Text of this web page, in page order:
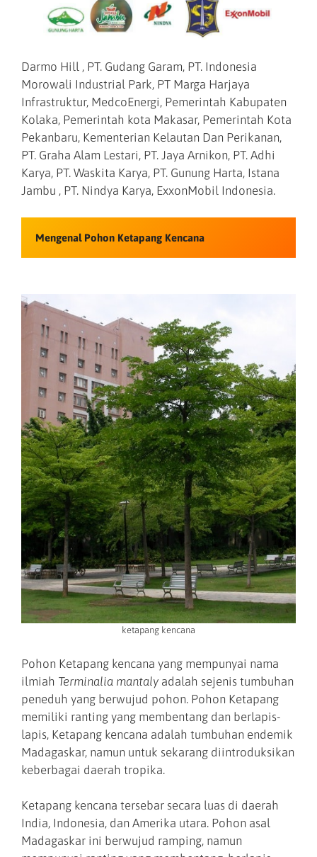
Darmo Hill , PT. Gudang Garam, PT. Indonesia
Morowali Industrial Park, PT Marga Harjaya
Infrastruktur, MedcoEnergi, Pemerintah Kabupaten
Kolaka, Pemerintah kota Makasar, Pemerintah Kota
Pekanbaru, Kementerian Kelautan Dan Perikanan,
PT. Graha Alam Lestari, PT. Jaya Arnikon, PT. Adhi
Karya, PT. Waskita Karya, PT. Gunung Harta, Istana
Jambu , PT. Nindya Karya, ExxonMobil Indonesia.
Mengenal Pohon Ketapang Kencana
ketapang kencana
Pohon Ketapang kencana yang mempunyai nama
ilmiah Terminalia mantaly adalah sejenis tumbuhan
peneduh yang berwujud pohon. Pohon Ketapang
memiliki ranting yang membentang dan berlapis-
lapis, Ketapang kencana adalah tumbuhan endemik
Madagaskar, namun untuk sekarang diintroduksikan
keberbagai daerah tropika.
Ketapang kencana tersebar secara luas di daerah
India, Indonesia, dan Amerika utara. Pohon asal
Madagaskar ini berwujud ramping, namun